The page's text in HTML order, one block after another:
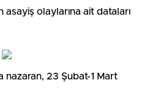
olaylarına ait dataları
nazaran, 23 Şubat-1 Mart